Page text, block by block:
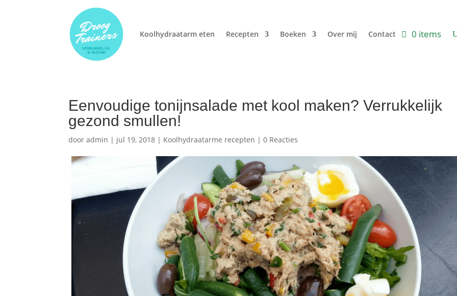
Koolhydraatarm eten Recepten Boeken Over mij Contact 0 items
Eenvoudige tonijnsalade met kool maken? Verrukkelijk
gezond smullen!
dooradmin | jul 19, 2018 | Koolhydraatarme recepten |0 Reacties